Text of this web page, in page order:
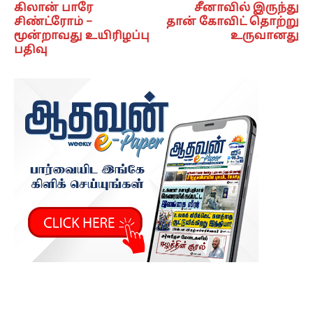
கிலான் பாரே
சிண்ட்ரோம் –
மூன்றாவது உயிரிழப்பு
பதிவு
சீனாவில் இருந்து
தான் கோவிட் தொற்று
உருவானது